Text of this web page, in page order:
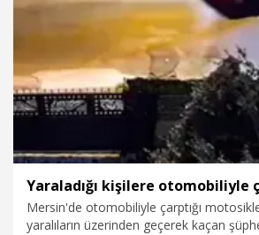
2.08.2026 Foto Galeri
Mersin'de otomobiliyle çarptığı
yaralıların üzerinden geçerek kaçan